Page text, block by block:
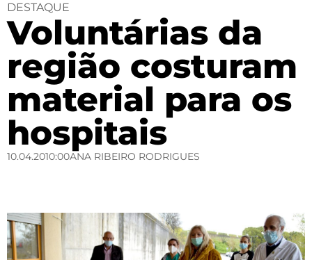
DESTAQUE
Voluntárias da
região costuram
material para os
hospitais
10.04.2010:00ANA RIBEIRO RODRIGUES